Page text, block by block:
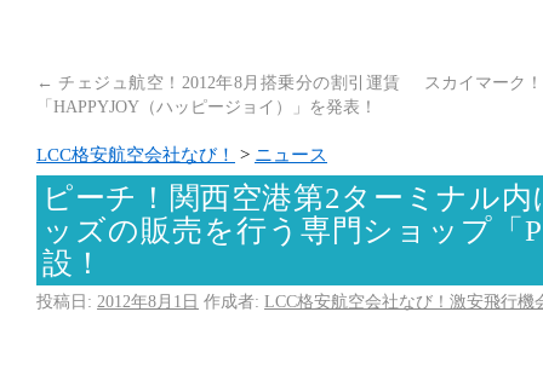
← チェジュ航空！2012年8月搭乗分の割引運賃
「HAPPYJOY（ハッピージョイ）」を発表！
スカイマーク
LCC格安航空会社なび！ > ニュース
ピーチ！関西空港第2ターミナル
ッズの販売を行う専門ショップ「
設！
投稿日: 2012年8月1日 作成者: LCC格安航空会社なび！激安飛行機